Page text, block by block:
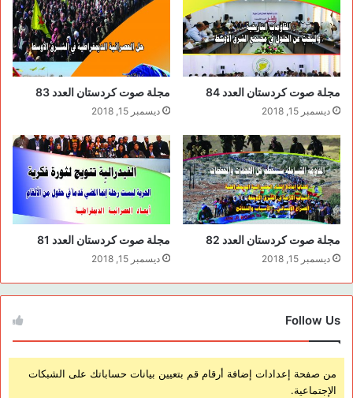
مجلة صوت كردستان العدد 84
ديسمبر 15, 2018
مجلة صوت كردستان العدد 83
ديسمبر 15, 2018
مجلة صوت كردستان العدد 82
ديسمبر 15, 2018
مجلة صوت كردستان العدد 81
ديسمبر 15, 2018
Follow Us
من صفحة إعدادات إضافة أرقام قم بتعيين بيانات حساباتك على الشبكات
الإجتماعية.